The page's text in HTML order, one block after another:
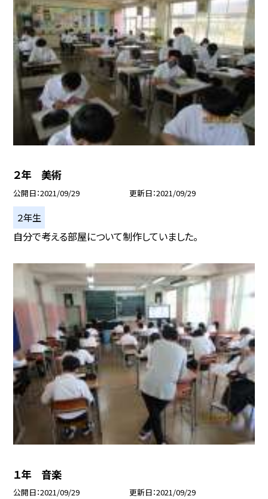
２年 美術
公開日 2021/09/29 更新日 2021/09/29
２年生
自分で考える部屋について制作していました。
１年 音楽
公開日 2021/09/29 更新日 2021/09/29